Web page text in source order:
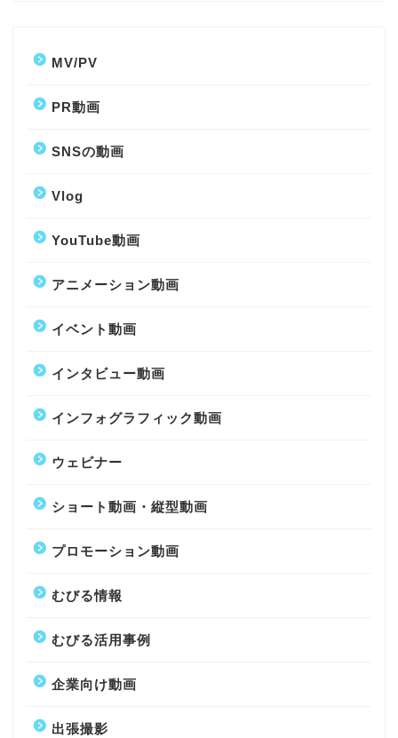
MV/PV
PR動画
SNSの動画
Vlog
YouTube動画
アニメーション動画
イベント動画
インタビュー動画
インフォグラフィック動画
ウェビナー
ショート動画・縦型動画
プロモーション動画
むびる情報
むびる活用事例
企業向け動画
出張撮影